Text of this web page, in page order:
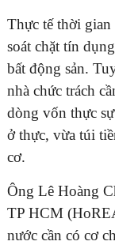
Thực tế thời
soát chặt tín
bất động sản.
nhà chức trách
dòng vốn thực
ở thực, vừa túi
cơ.
Ông Lê Hoàng
TP HCM
nước cần có cơ